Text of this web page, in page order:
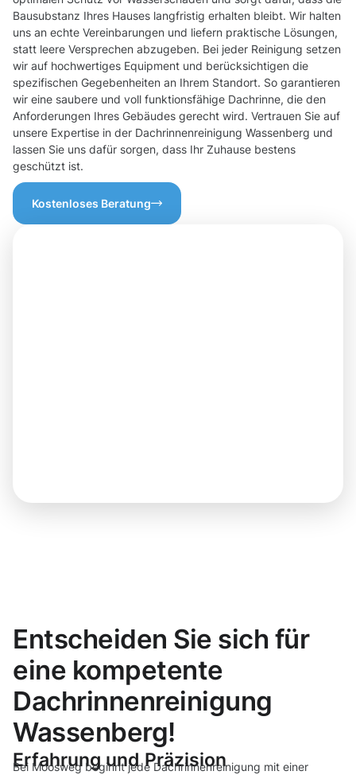
Bausubstanz Ihres Hauses langfristig erhalten bleibt. Wir halten
uns an echte Vereinbarungen und liefern praktische Lösungen,
statt leere Versprechen abzugeben. Bei jeder Reinigung setzen
wir auf hochwertiges Equipment und berücksichtigen die
spezifischen Gegebenheiten an Ihrem Standort. So garantieren
wir eine saubere und voll funktionsfähige Dachrinne, die den
Anforderungen Ihres Gebäudes gerecht wird. Vertrauen Sie auf
unsere Expertise in der Dachrinnenreinigung Wassenberg und
lassen Sie uns dafür sorgen, dass Ihr Zuhause bestens
geschützt ist.
Kostenloses Beratung
Entscheiden Sie sich für
eine kompetente
Dachrinnenreinigung
Wassenberg!
Erfahrung und Präzision
Bei Moosweg beginnt jede Dachrinnenreinigung mit einer